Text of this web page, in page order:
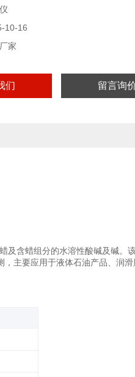
能力
10-16
家
们 留言询
及含蜡组分的水溶性酸碱及碱。
主要应用于液体石油产品、润